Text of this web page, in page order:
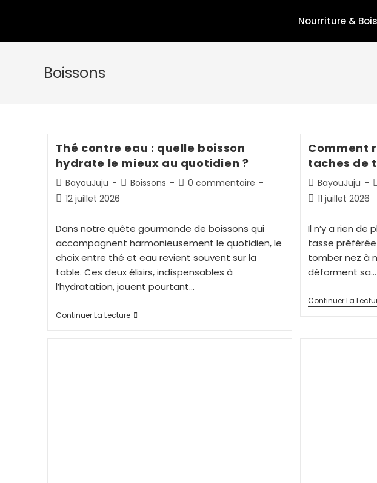
Nourriture &
Boissons
Thé contre eau : quelle boisson
hydrate le mieux au quotidien ?
BayouJuju Boissons
0 commentaire
12 juillet 2026
Dans notre quête gourmande de boissons qui
accompagnent harmonieusement le quotidien, le
choix entre thé et eau revient souvent sur la
table. Ces deux élixirs, indispensables à
l’hydratation, jouent pourtant…
Continuer La Lecture
Comment
taches de
BayouJuju
11 juillet 2026
Il n’y a rien
tasse
tomber nez à
déforment sa…
Continuer La